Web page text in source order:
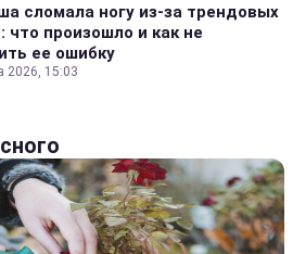
сломала ногу из-за трендовых
что произошло и как не
ее ошибку
2026, 15:03